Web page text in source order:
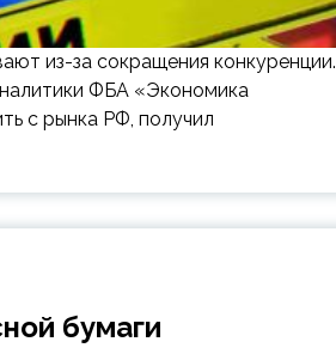
из-за сокращения конкуренции.
ФБА «Экономика
с рынка РФ, получил
бумаги